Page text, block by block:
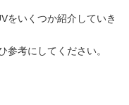
をいくつか紹介していき
参考にしてください。